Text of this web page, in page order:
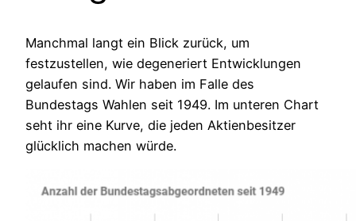
Manchmal langt ein Blick zurück, um
festzustellen, wie degeneriert Entwicklungen
gelaufen sind. Wir haben im Falle des
Bundestags Wahlen seit 1949. Im unteren Chart
seht ihr eine Kurve, die jeden Aktienbesitzer
glücklich machen würde.